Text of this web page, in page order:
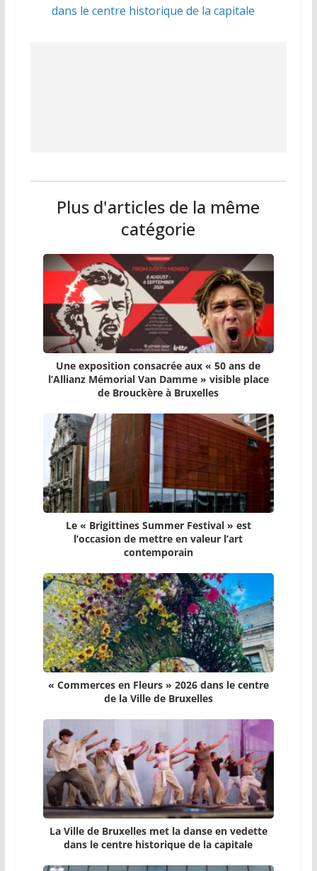
dans le centre historique de la capitale
Plus d'articles de la même
catégorie
Une exposition consacrée aux « 50 ans de
l’Allianz Mémorial Van Damme » visible place
de Brouckère à Bruxelles
Le « Brigittines Summer Festival » est
l’occasion de mettre en valeur l’art
contemporain
« Commerces en Fleurs » 2026 dans le centre
de la Ville de Bruxelles
La Ville de Bruxelles met la danse en vedette
dans le centre historique de la capitale